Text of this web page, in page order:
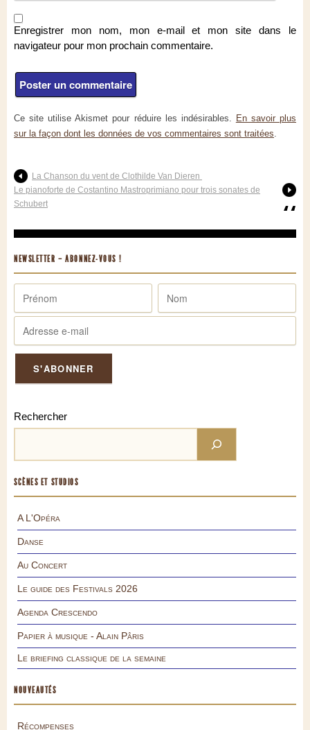
Enregistrer mon nom, mon e-mail et mon site dans le
navigateur pour mon prochain commentaire.
Ce site utilise Akismet pour réduire les indésirables. En savoir plus
sur la façon dont les données de vos commentaires sont traitées
La Chanson du vent de Clothilde Van Dieren
Le pianoforte de Costantino Mastroprimiano pour trois sonates de
Schubert
NEWSLETTER – ABONNEZ-VOUS !
Rechercher
SCÈNES ET STUDIOS
A L'Opéra
Danse
Au Concert
Le guide des Festivals 2026
Agenda Crescendo
Papier à musique - Alain Pâris
Le briefing classique de la semaine
NOUVEAUTÉS
Récompenses